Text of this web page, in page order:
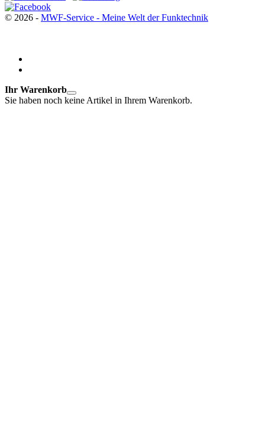
© 2026 - MWF-Service - Meine Welt der Funktechnik
Ihr Warenkorb
Sie haben noch keine Artikel in Ihrem Warenkorb.